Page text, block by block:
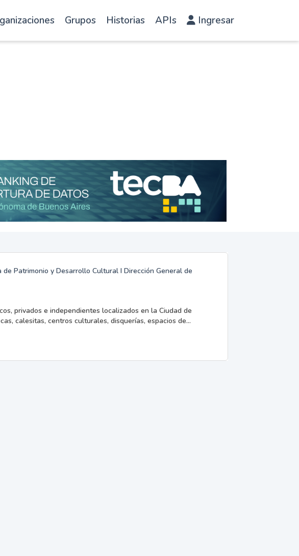
Grupos Historias APIs Ingresar
Patrimonio y Desarrollo Cultural I Dirección General de
privados e independientes localizados en la Ciudad de
calesitas, centros culturales, disquerías, espacios de...